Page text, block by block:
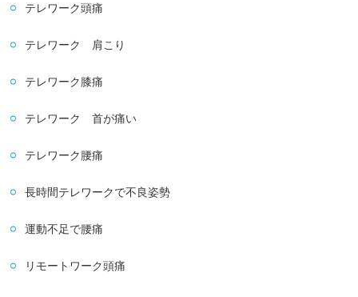
テレワーク頭痛
テレワーク 肩こり
テレワーク膝痛
テレワーク 首が痛い
テレワーク腰痛
長時間テレワークで不良姿勢
運動不足で腰痛
リモートワーク頭痛